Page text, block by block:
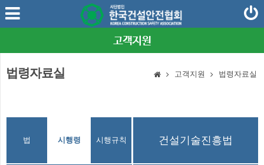
고객지원
법령자료실 고객지원 법령자료실
산업안전보건법
법 시행령 시행규칙 건설기술진흥법